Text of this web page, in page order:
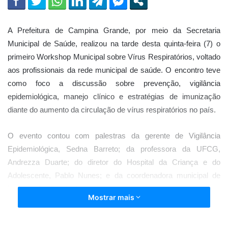
A Prefeitura de Campina Grande, por meio da Secretaria
Municipal de Saúde, realizou na tarde desta quinta-feira (7) o
primeiro Workshop Municipal sobre Vírus Respiratórios, voltado
aos profissionais da rede municipal de saúde. O encontro teve
como foco a discussão sobre prevenção, vigilância
epidemiológica, manejo clínico e estratégias de imunização
diante do aumento da circulação de vírus respiratórios no país.
O evento contou com palestras da gerente de Vigilância
Epidemiológica, Sedna Barreto; da professora da UFCG,
Andrezza Duarte; do diretor do Hospital da Criança e do
Adolescente, Pablo Nunes; e da coordenadora municipal de
imunização, Samira Luna.
Mostrar mais